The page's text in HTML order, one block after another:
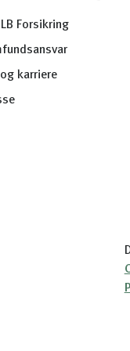
Forsikring
karriere